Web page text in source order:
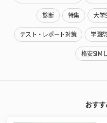
診断 特集 大学
テスト・レポート対策 学園祭
格安SIM
おす